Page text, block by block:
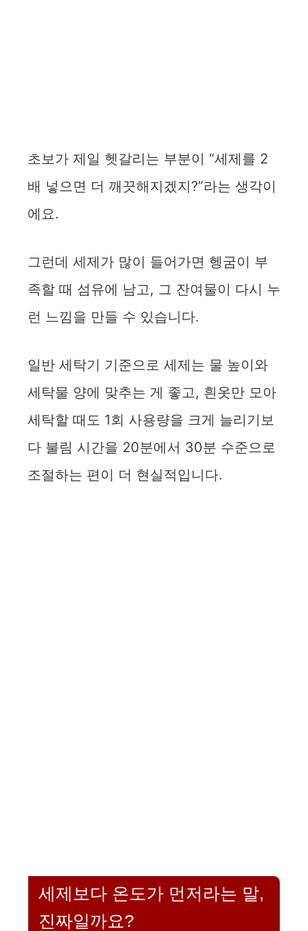
초보가 제일 헷갈리는 부분이 “세제를 2
배 넣으면 더 깨끗해지겠지?”라는 생각이
에요.
그런데 세제가 많이 들어가면 헹굼이 부
족할 때 섬유에 남고, 그 잔여물이 다시 누
런 느낌을 만들 수 있습니다.
일반 세탁기 기준으로 세제는 물 높이와
세탁물 양에 맞추는 게 좋고, 흰옷만 모아
세탁할 때도 1회 사용량을 크게 늘리기보
다 불림 시간을 20분에서 30분 수준으로
조절하는 편이 더 현실적입니다.
세제보다 온도가 먼저라는 말,
진짜일까요?